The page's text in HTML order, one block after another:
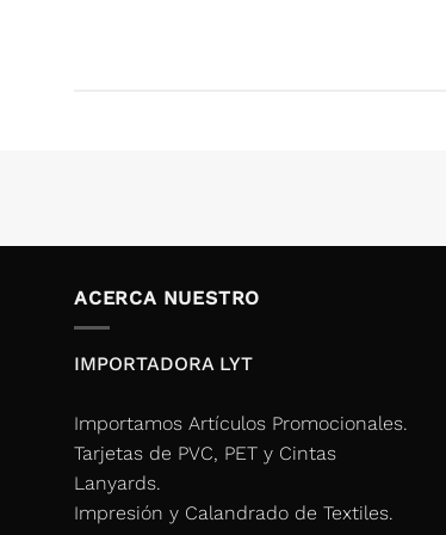
ACERCA NUESTRO
IMPORTADORA LYT
Importamos Artículos Promocionales.
Tarjetas de PVC, PET y Cintas
Lanyards.
Impresión y Calandrado de Textiles.